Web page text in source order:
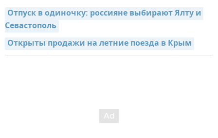
Отпуск в одиночку: россияне выбирают Ялту и
Севастополь
Открыты продажи на летние поезда в Крым